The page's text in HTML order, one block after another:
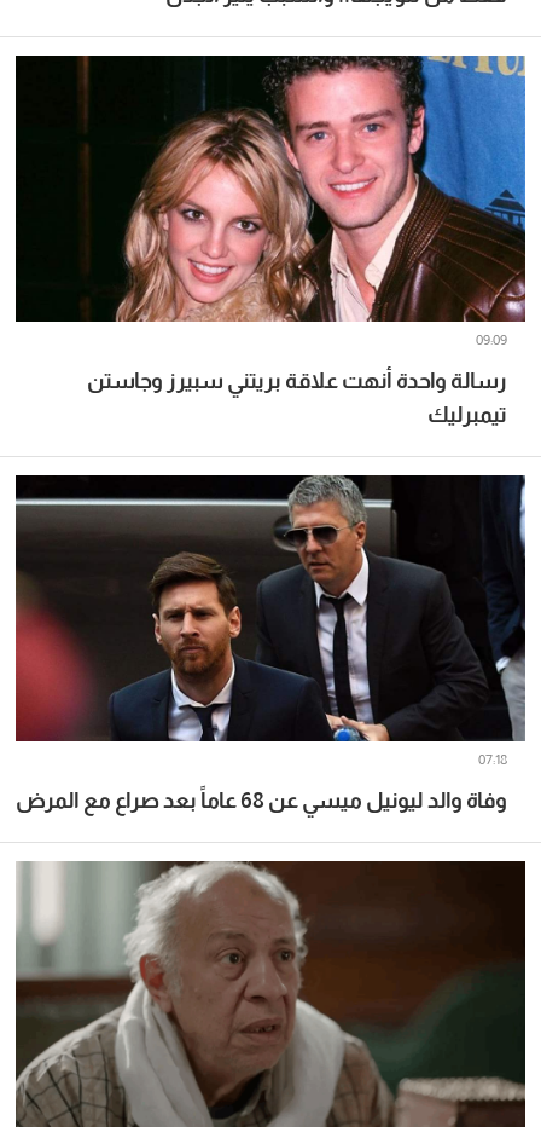
رسالة واحدة أنهت علاقة بريتني سبيرز وجاستن
تيمبرليك
09:09
وفاة والد ليونيل ميسي عن 68 عاماً بعد صراع مع المرض
07:18